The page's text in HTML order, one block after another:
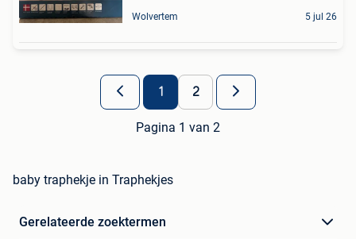
Wolvertem 5 jul 26
1 2
Pagina 1 van 2
baby traphekje in Traphekjes
Gerelateerde zoektermen